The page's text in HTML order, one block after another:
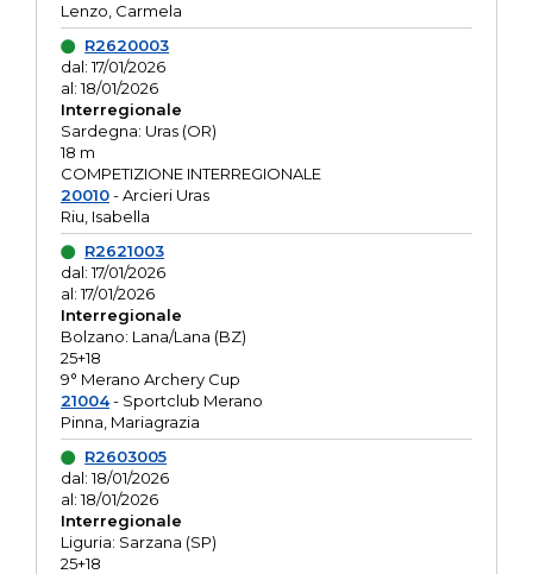
Lenzo, Carmela
R2620003
dal: 17/01/2026
al: 18/01/2026
Interregionale
Sardegna: Uras (OR)
18 m
COMPETIZIONE INTERREGIONALE
20010- Arcieri Uras
Riu, Isabella
R2621003
dal: 17/01/2026
al: 17/01/2026
Interregionale
Bolzano: Lana/Lana (BZ)
25+18
9° Merano Archery Cup
21004- Sportclub Merano
Pinna, Mariagrazia
R2603005
dal: 18/01/2026
al: 18/01/2026
Interregionale
Liguria: Sarzana (SP)
25+18